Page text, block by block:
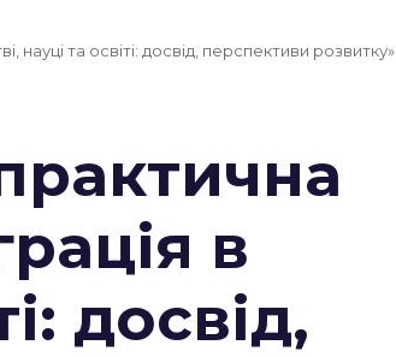
та освіті: досвід, перспективи розвитку»
в
досвід,